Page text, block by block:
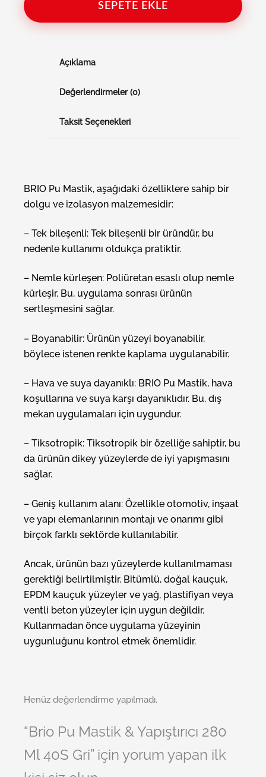
SEPETE EKLE
Açıklama
Değerlendirmeler (0)
Taksit Seçenekleri
BRIO Pu Mastik, aşağıdaki özelliklere sahip bir
dolgu ve izolasyon malzemesidir:
– Tek bileşenli: Tek bileşenli bir üründür, bu
nedenle kullanımı oldukça pratiktir.
– Nemle kürleşen: Poliüretan esaslı olup nemle
kürleşir. Bu, uygulama sonrası ürünün
sertleşmesini sağlar.
– Boyanabilir: Ürünün yüzeyi boyanabilir,
böylece istenen renkte kaplama uygulanabilir.
– Hava ve suya dayanıklı: BRIO Pu Mastik, hava
koşullarına ve suya karşı dayanıklıdır. Bu, dış
mekan uygulamaları için uygundur.
– Tiksotropik: Tiksotropik bir özelliğe sahiptir, bu
da ürünün dikey yüzeylerde de iyi yapışmasını
sağlar.
– Geniş kullanım alanı: Özellikle otomotiv, inşaat
ve yapı elemanlarının montajı ve onarımı gibi
birçok farklı sektörde kullanılabilir.
Ancak, ürünün bazı yüzeylerde kullanılmaması
gerektiği belirtilmiştir. Bitümlü, doğal kauçuk,
EPDM kauçuk yüzeyler ve yağ, plastifiyan veya
ventli beton yüzeyler için uygun değildir.
Kullanmadan önce uygulama yüzeyinin
uygunluğunu kontrol etmek önemlidir.
Henüz değerlendirme yapılmadı.
“Brio Pu Mastik & Yapıştırıcı 280
Ml 40S Gri” için yorum yapan ilk